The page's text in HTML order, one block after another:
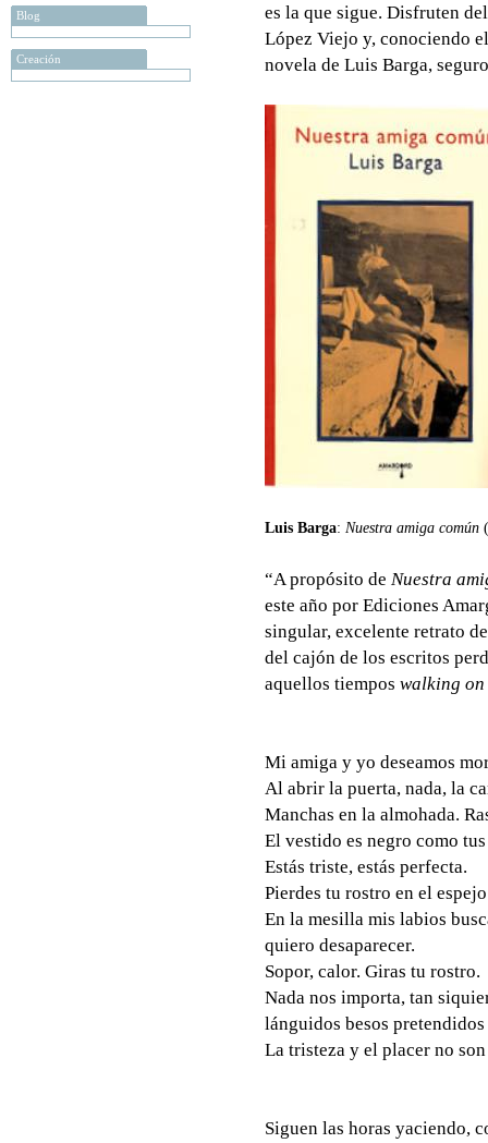
Blog
Creación
es la que sigue. Disfruten
López Viejo y, conociendo
novela de Luis Barga,
Luis Barga: Nuestra amiga común
“A propósito de Nuestra
este año por Ediciones
singular, excelente retrato
del cajón de los escritos
aquellos tiempos walking
Mi amiga y yo deseamos
Al abrir la puerta, nada, la
Manchas en la almohada.
El vestido es negro como
Estás triste, estás perfecta.
Pierdes tu rostro en el
En la mesilla mis labios
quiero desaparecer.
Sopor, calor. Giras tu rostro.
Nada nos importa, tan
lánguidos besos
La tristeza y el placer no
Siguen las horas yaciendo,